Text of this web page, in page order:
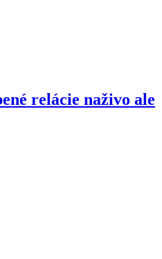
relácie naživo ale